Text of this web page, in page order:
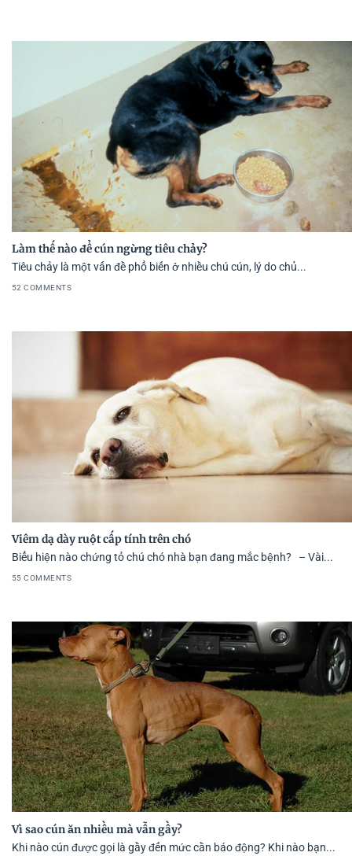
Làm thế nào để cún ngừng tiêu chảy?
Tiêu chảy là một vấn đề phổ biến ở nhiều chú cún, lý do chủ...
52 COMMENTS
Viêm dạ dày ruột cấp tính trên chó
Biểu hiện nào chứng tỏ chú chó nhà bạn đang mắc bệnh? – Vài...
55 COMMENTS
Vì sao cún ăn nhiều mà vẫn gầy?
Khi nào cún được gọi là gầy đến mức cần báo động? Khi nào bạn...